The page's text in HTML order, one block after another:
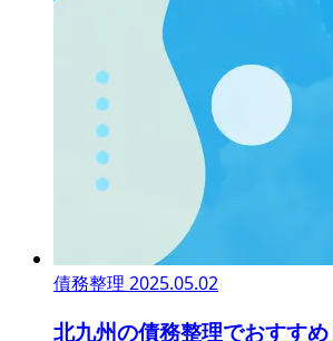
債務整理 2025.05.02
北九州の債務整理でおすすめ